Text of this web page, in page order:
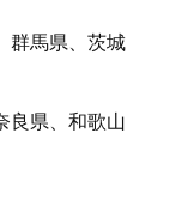
群馬県、茨城
良県、和歌山